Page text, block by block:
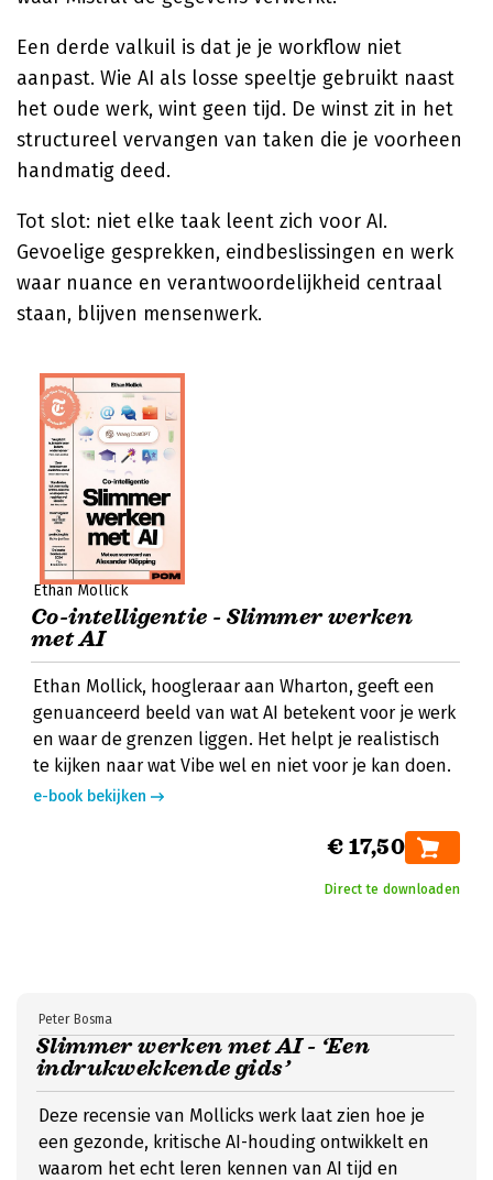
Een derde valkuil is dat je je workflow niet
aanpast. Wie AI als losse speeltje gebruikt naast
het oude werk, wint geen tijd. De winst zit in het
structureel vervangen van taken die je voorheen
handmatig deed.
Tot slot: niet elke taak leent zich voor AI.
Gevoelige gesprekken, eindbeslissingen en werk
waar nuance en verantwoordelijkheid centraal
staan, blijven mensenwerk.
Ethan Mollick
Co-intelligentie - Slimmer werken
met AI
Ethan Mollick, hoogleraar aan Wharton, geeft een
genuanceerd beeld van wat AI betekent voor je werk
en waar de grenzen liggen. Het helpt je realistisch
te kijken naar wat Vibe wel en niet voor je kan doen.
e-book bekijken
€ 17,50
Direct te downloaden
Slimmer werken met AI - ‘Een
indrukwekkende gids’
Peter Bosma
Deze recensie van Mollicks werk laat zien hoe je
een gezonde, kritische AI-houding ontwikkelt en
waarom het echt leren kennen van AI tijd en